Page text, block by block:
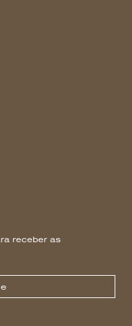
receber as